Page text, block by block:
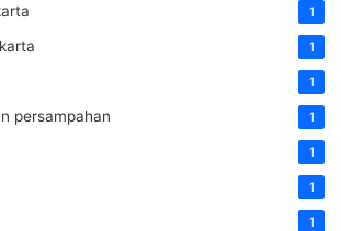
1
1
1
persampahan 1
1
1
1